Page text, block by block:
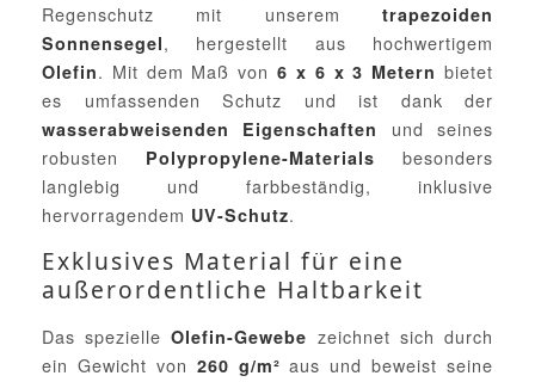
Regenschutz mit unserem trapezoiden
Sonnensegel, hergestellt aus hochwertigem
Olefin. Mit dem Maß von6 x 6 x 3 Metern bietet
es umfassenden Schutz und ist dank der
wasserabweisenden Eigenschaften
und seines
robusten Polypropylene-Materials besonders
langlebig und farbbeständig, inklusive
hervorragendem UV-Schutz.
Exklusives Material für eine
außerordentliche Haltbarkeit
Das spezielleOlefin-Gewebe zeichnet sich durch
ein Gewicht von 260 g/m² aus und beweist seine